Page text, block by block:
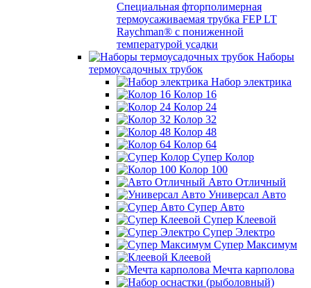
Специальная фторполимерная
термоусаживаемая трубка FEP LT
Raychman® с пониженной
температурой усадки
Наборы
термоусадочных трубок
Набор электрика
Колор 16
Колор 24
Колор 32
Колор 48
Колор 64
Супер Колор
Колор 100
Авто Отличный
Универсал Авто
Супер Авто
Супер Клеевой
Супер Электро
Супер Максимум
Клеевой
Мечта карполова